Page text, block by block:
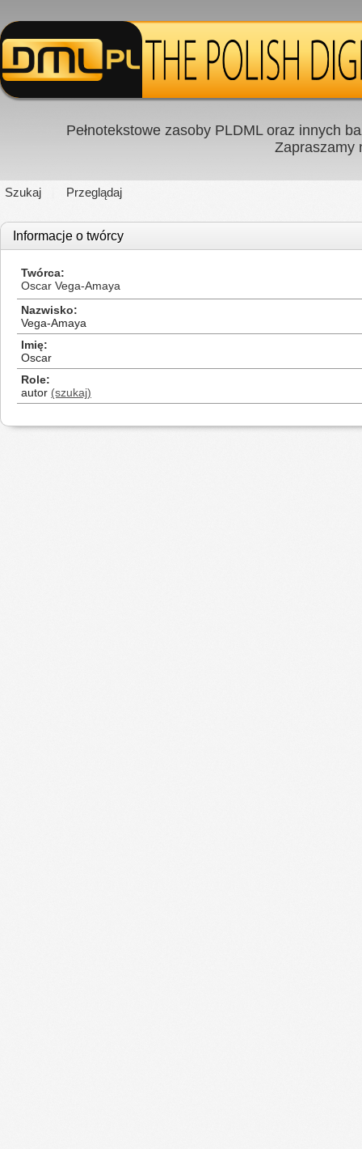
Pełnotekstowe zasoby PLDML oraz innych
Zapraszamy
Szukaj Przeglądaj
Informacje o twórcy
Twórca
Oscar Vega-Amaya
Nazwisko
Vega-Amaya
Imię
Oscar
Role
autor (szukaj)